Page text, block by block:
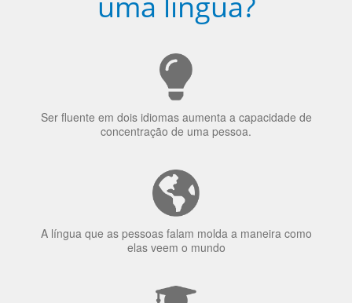
Ser fluente em dois idiomas aumenta a capacidade de
concentração de uma pessoa.
A língua que as pessoas falam molda a maneira como
elas veem o mundo